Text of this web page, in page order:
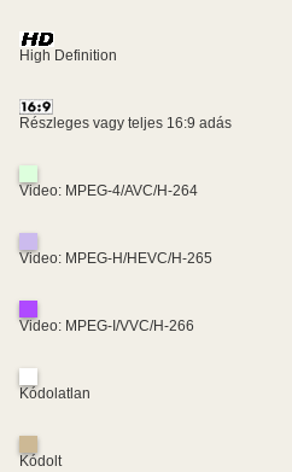
High Definition
Részleges vagy teljes 16:9 adás
Video: MPEG-4/AVC/H-264
Video: MPEG-H/HEVC/H-265
Video: MPEG-I/VVC/H-266
Kódolatlan
Kódolt